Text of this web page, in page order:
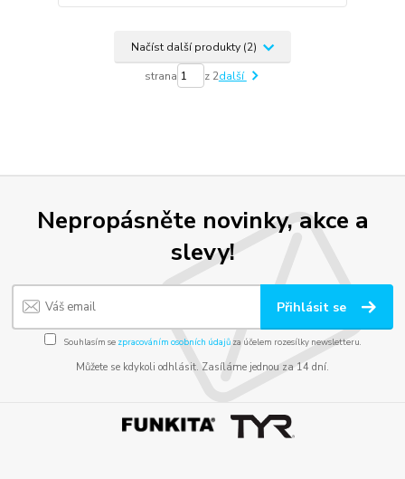
Načíst další produkty (2)
strana z 2další
Nepropásněte novinky, akce a
slevy!
Přihlásit se
Souhlasím se zpracováním osobních údajůza účelem rozesílky newsletteru.
Můžete se kdykoli odhlásit. Zasíláme jednou za 14 dní.